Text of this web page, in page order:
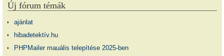
Új fórum témák
ajánlat
hibadetektív.hu
PHPMailer mauális telepítése 2025-ben